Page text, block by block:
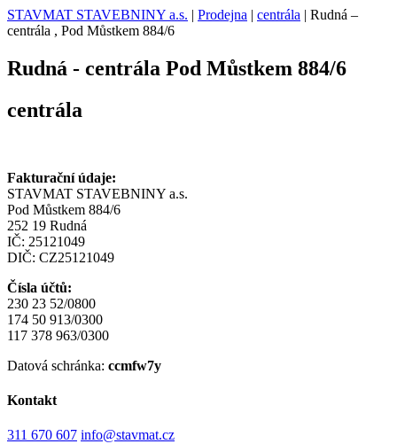
STAVMAT STAVEBNINY a.s. | Prodejna | centrála | Rudná –
centrála , Pod Můstkem 884/6
Rudná - centrála Pod Můstkem 884/6
centrála
Fakturační údaje:
STAVMAT STAVEBNINY a.s.
Pod Můstkem 884/6
252 19 Rudná
IČ: 25121049
DIČ: CZ25121049
Čísla účtů:
230 23 52/0800
174 50 913/0300
117 378 963/0300
Datová schránka: ccmfw7y
Kontakt
311 670 607 info@stavmat.cz